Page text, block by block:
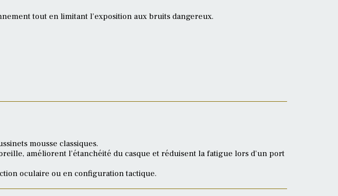
tout en limitant l’exposition aux bruits dangereux.
mousse classiques.
améliorent l’étanchéité du casque et réduisent la fatigue lors d’un port
oculaire ou en configuration tactique.